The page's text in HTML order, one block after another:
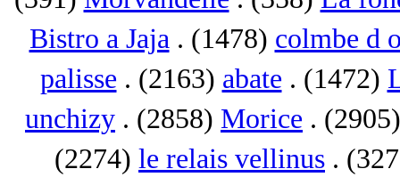
Bistro a Jaja. (1478) colmbe d
palisse . (2163) abate . (1472)
unchizy . (2858) Morice .
(2274) le relais vellinus .